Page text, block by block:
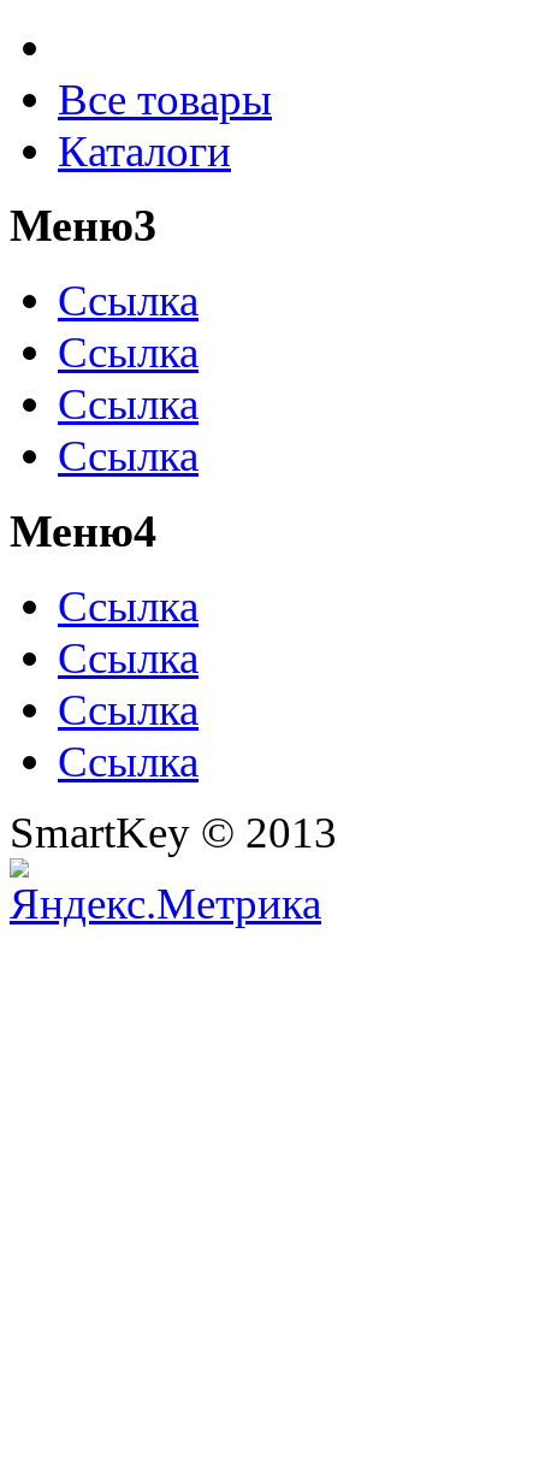
Все товары
Каталоги
Меню3
Ссылка
Ссылка
Ссылка
Ссылка
Меню4
Ссылка
Ссылка
Ссылка
Ссылка
SmartKey © 2013